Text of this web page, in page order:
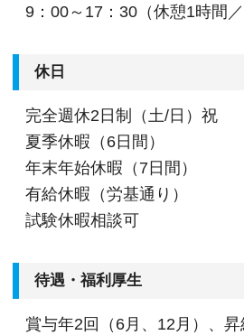
9：00～17：30（休憩1時間／
休日
完全週休2日制（土/日）祝
夏季休暇（6日間）
年末年始休暇（7日間）
有給休暇（労基通り）
試験休暇相談可
待遇・福利厚生
賞与年2回（6月、12月）、